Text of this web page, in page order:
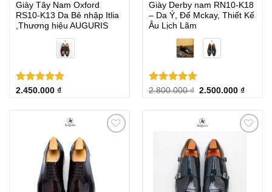
Giày Tây Nam Oxford
RS10-K13 Da Bê nhập Itlia
,Thương hiệu AUGURIS
Được xếp
2.450.000 ₫
Giày Derby nam RN10-K18
– Da Ý, Đế Mckay, Thiết Kế
Âu Lịch Lãm
Được xếp
2.800.000₫ Giá
2.800.000 ₫.
2.500.000 ₫Giá
là: